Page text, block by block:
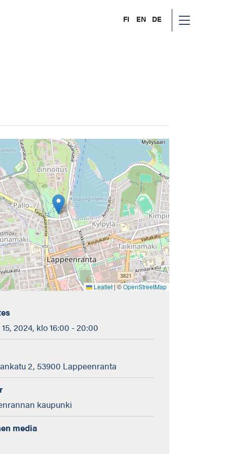
FI EN DE
Leaflet|©OpenStreetMap
2024, klo 16:00 - 20:00
2, 53900 Lappeenranta
kaupunki
media